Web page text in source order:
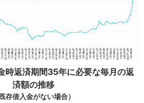
時返済期間35年に必要な毎月の返
済額の推移
既存借入金がない場合）